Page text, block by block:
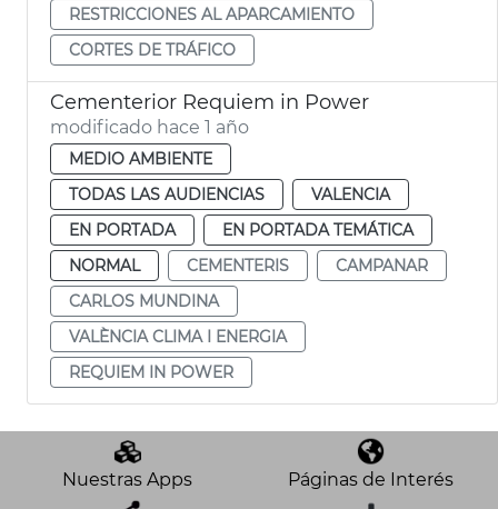
RESTRICCIONES AL APARCAMIENTO
CORTES DE TRÁFICO
Cementerior Requiem in Power
modificado hace 1 año
MEDIO AMBIENTE
TODAS LAS AUDIENCIAS
VALENCIA
EN PORTADA
EN PORTADA TEMÁTICA
NORMAL
CEMENTERIS
CAMPANAR
CARLOS MUNDINA
VALÈNCIA CLIMA I ENERGIA
REQUIEM IN POWER
Nuestras Apps Páginas de Interés